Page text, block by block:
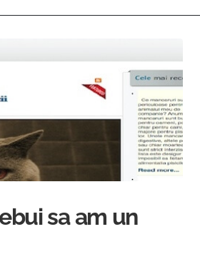
sa am un